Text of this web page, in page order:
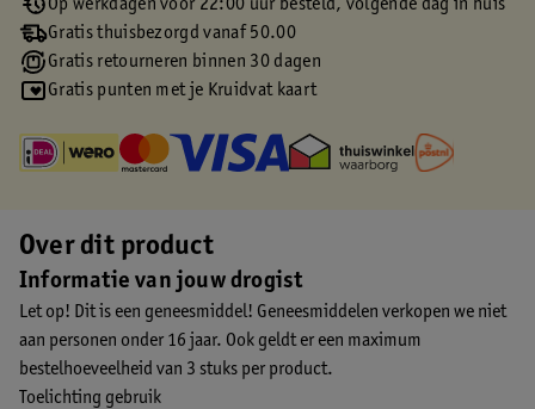
Op werkdagen voor 22:00 uur besteld, volgende dag in huis
Gratis thuisbezorgd vanaf 50.00
Gratis retourneren binnen 30 dagen
Gratis punten met je Kruidvat kaart
Over dit product
Informatie van jouw drogist
Let op! Dit is een geneesmiddel! Geneesmiddelen verkopen we niet
aan personen onder 16 jaar. Ook geldt er een maximum
bestelhoeveelheid van 3 stuks per product.
Toelichting gebruik